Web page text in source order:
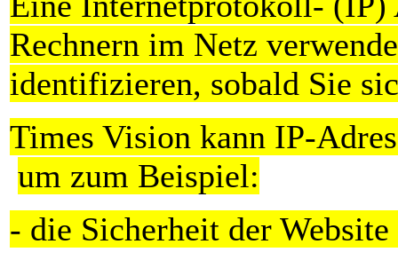
Rechnern im Netz
identifizieren, sobald Sie
Times Vision kann IP-
um zum Beispiel:
- die Sicherheit der